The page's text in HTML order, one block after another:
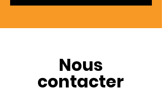
Nous
contacter